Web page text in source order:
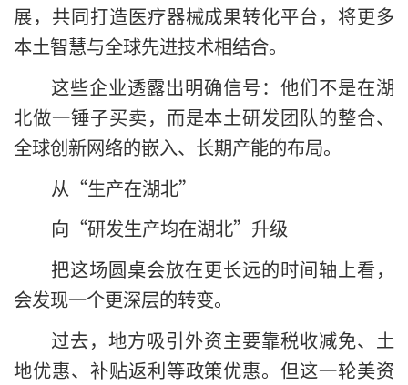
展，共同打造医疗器械成果转化平台，将更多
本土智慧与全球先进技术相结合。
这些企业透露出明确信号：他们不是在湖
北做一锤子买卖，而是本土研发团队的整合、
全球创新网络的嵌入、长期产能的布局。
从“生产在湖北”
向“研发生产均在湖北”升级
把这场圆桌会放在更长远的时间轴上看，
会发现一个更深层的转变。
过去，地方吸引外资主要靠税收减免、土
地优惠、补贴返利等政策优惠。但这一轮美资